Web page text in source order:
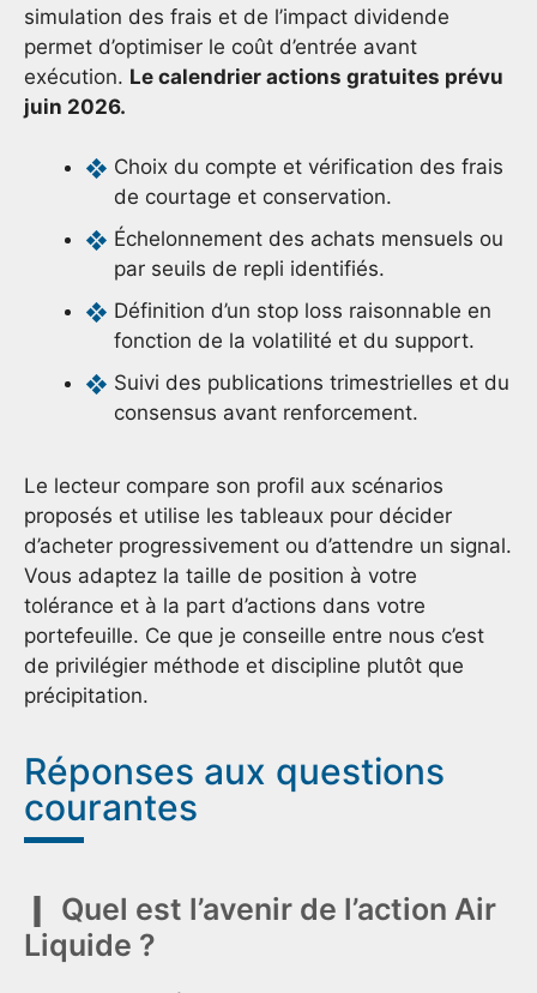
simulation des frais et de l’impact dividende
permet d’optimiser le coût d’entrée avant
exécution. Le calendrier actions gratuites prévu
juin 2026.
Choix du compte et vérification des frais
de courtage et conservation.
Échelonnement des achats mensuels ou
par seuils de repli identifiés.
Définition d’un stop loss raisonnable en
fonction de la volatilité et du support.
Suivi des publications trimestrielles et du
consensus avant renforcement.
Le lecteur compare son profil aux scénarios
proposés et utilise les tableaux pour décider
d’acheter progressivement ou d’attendre un signal.
Vous adaptez la taille de position à votre
tolérance et à la part d’actions dans votre
portefeuille. Ce que je conseille entre nous c’est
de privilégier méthode et discipline plutôt que
précipitation.
Réponses aux questions
courantes
Quel est l’avenir de l’action Air
Liquide ?